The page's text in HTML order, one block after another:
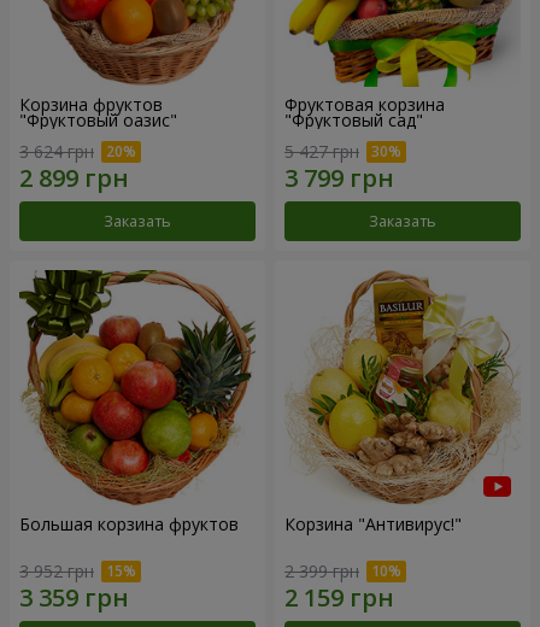
Корзина фруктов
"Фруктовый оазис"
3 624 грн
Заказать
Фруктовая корзина
"Фруктовый сад"
5 427 грн
Заказать
Большая корзина фруктов
3 952 грн
Корзина "Антивирус!"
2 399 грн